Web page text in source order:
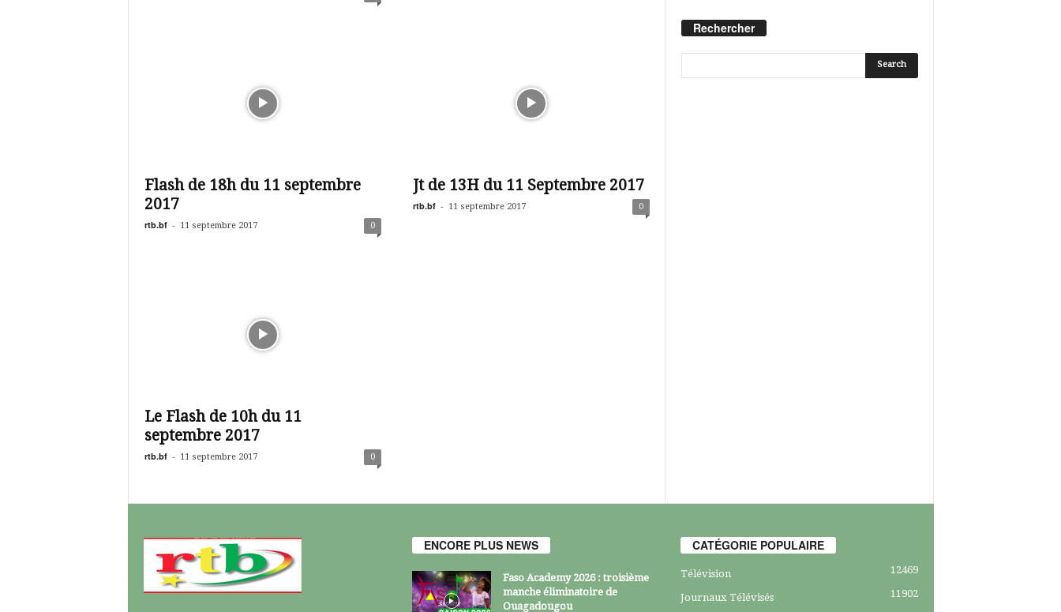
Flash de 18h du 11 septembre
2017
rtb.bf - 11 septembre 2017 0
Jt de 13H du 11 Septembre 2017
rtb.bf - 11 septembre 2017 0
Le Flash de 10h du 11
septembre 2017
rtb.bf - 11 septembre 2017 0
Rechercher
ENCORE PLUS NEWS
Faso Academy 2026 : troisième
manche éliminatoire de
Ouagadougou
CATÉGORIE POPULAIRE
Télévision 12469
Journaux Télévisés
11902